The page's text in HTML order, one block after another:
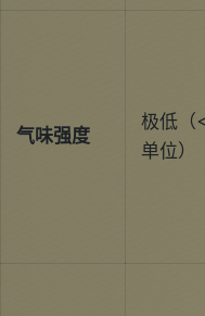
气味强度
极低（
单位）